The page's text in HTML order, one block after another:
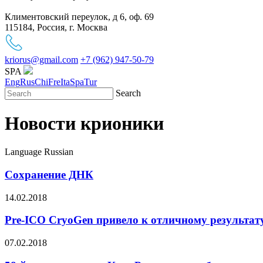
Климентовский переулок, д 6, оф. 69
115184, Россия, г. Москва
kriorus@gmail.com +7 (962) 947-50-79
SPA
EngRusChiFreItaSpaTur
Search
Новости крионики
Language Russian
Сохранение ДНК
14.02.2018
Pre-ICO CryoGen привело к отличному
07.02.2018